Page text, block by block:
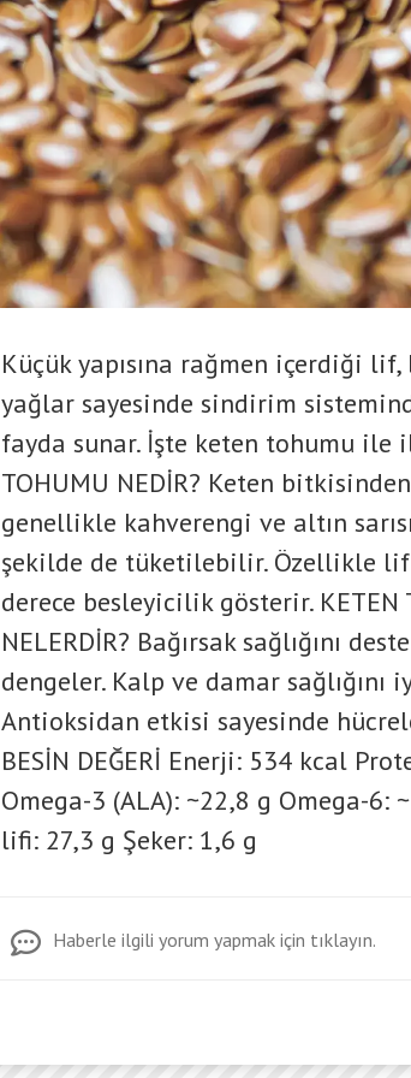
Küçük yapısına rağmen içerdiği
yağlar sayesinde sindirim
fayda sunar. İşte keten tohumu ile
TOHUMU NEDİR? Keten
genellikle kahverengi ve altın
şekilde de tüketilebilir. Özellikle lif
derece besleyicilik gösterir. KETEN
NELERDİR? Bağırsak sağlığını
dengeler. Kalp ve damar sağlığını
Antioksidan etkisi sayesinde
BESİN DEĞERİ Enerji: 534 kcal
Omega-3 (ALA): ~22,8 g Omega-
lifi: 27,3 g Şeker: 1,6 g
Haberle ilgili yorum yapmak için tıklayın.